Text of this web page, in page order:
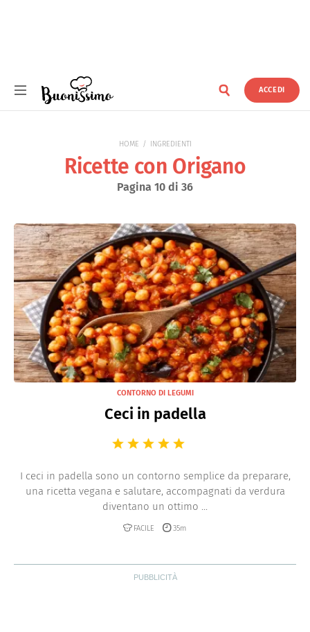
ACCEDI
HOME INGREDIENTI
Ricette con Origano
Pagina 10 di 36
CONTORNO DI LEGUMI
Ceci in padella
I ceci in padella sono un contorno semplice da preparare,
una ricetta vegana e salutare, accompagnati da verdura
diventano un ottimo ...
FACILE 35m